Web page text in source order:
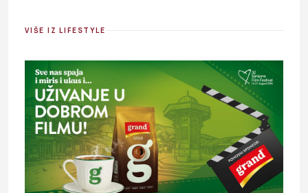
VIŠE IZ LIFESTYLE